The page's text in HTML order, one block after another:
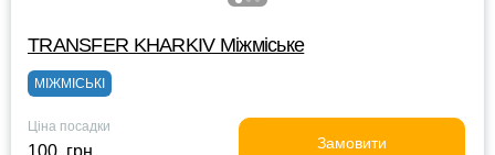
TRANSFER KHARKIV Міжміське
МІЖМІСЬКІ
Ціна посадки
100 грн Замовити